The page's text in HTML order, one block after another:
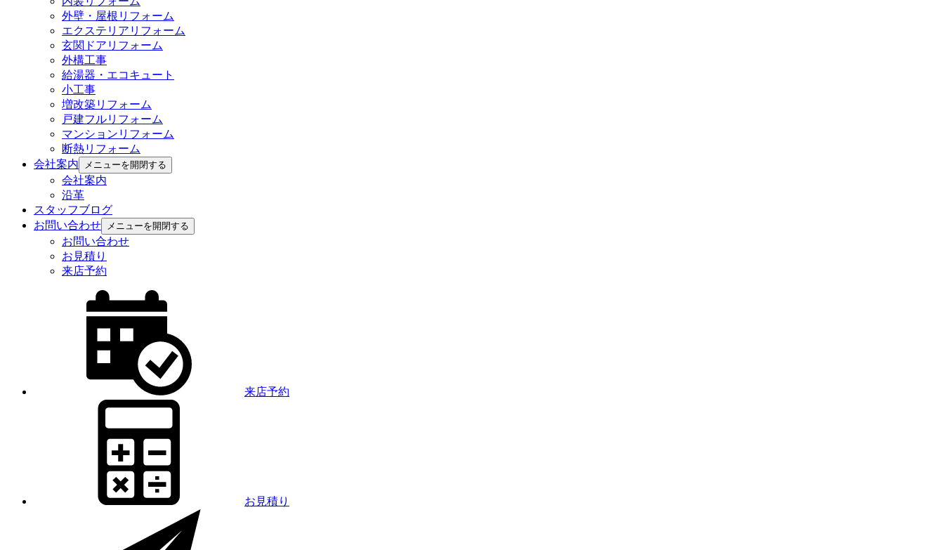
外壁・屋根リフォーム
エクステリアリフォーム
玄関ドアリフォーム
外構工事
給湯器・エコキュート
小工事
増改築リフォーム
戸建フルリフォーム
マンションリフォーム
断熱リフォーム
会社案内
メニューを開閉する
会社案内
沿革
スタッフブログ
お問い合わせ
メニューを開閉する
お問い合わせ
お見積り
来店予約
来店予約
お見積り